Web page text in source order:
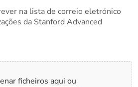
na lista de correio eletrónico
da Stanford Advanced
ficheiros aqui ou